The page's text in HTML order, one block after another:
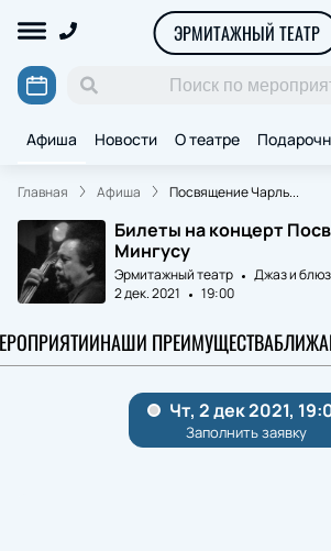
ЭРМИТАЖНЫЙ ТЕАТР
Афиша Новости О театре
Главная Афиша Посвящение Чарль...
Билеты на концерт
Мингусу
Эрмитажный театр Джаз и блюз
2 дек. 2021
19:00
НАШИ ПРЕИМУЩЕСТВА